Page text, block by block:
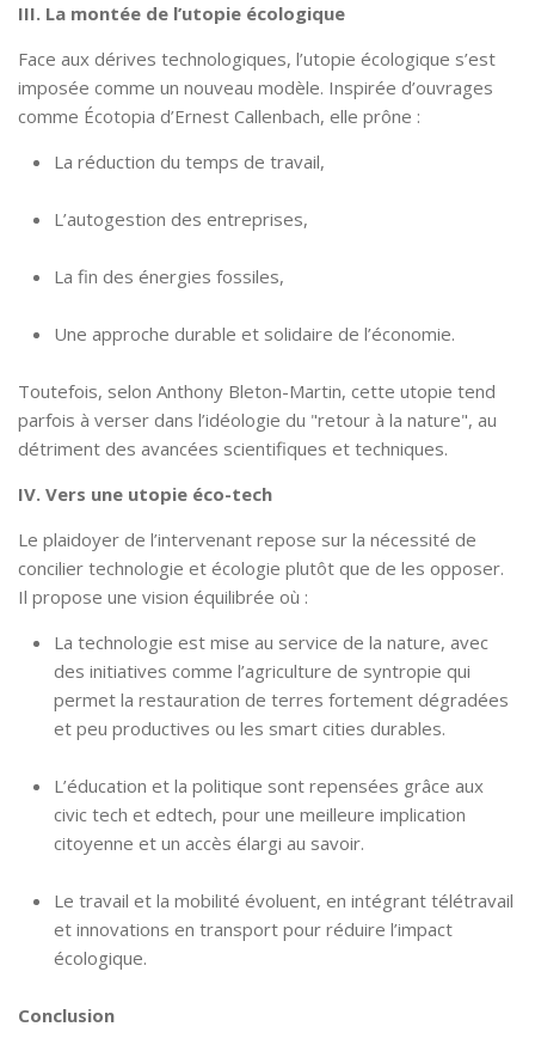
III. La montée de l’utopie écologique
Face aux dérives technologiques, l’utopie écologique s’est
imposée comme un nouveau modèle. Inspirée d’ouvrages
comme Écotopia d’Ernest Callenbach, elle prône :
La réduction du temps de travail,
L’autogestion des entreprises,
La fin des énergies fossiles,
Une approche durable et solidaire de l’économie.
Toutefois, selon Anthony Bleton-Martin, cette utopie tend
parfois à verser dans l’idéologie du "retour à la nature", au
détriment des avancées scientifiques et techniques.
IV. Vers une utopie éco-tech
Le plaidoyer de l’intervenant repose sur la nécessité de
concilier technologie et écologie plutôt que de les opposer.
Il propose une vision équilibrée où :
La technologie est mise au service de la nature, avec
des initiatives comme l’agriculture de syntropie qui
permet la restauration de terres fortement dégradées
et peu productives ou les smart cities durables.
L’éducation et la politique sont repensées grâce aux
civic tech et edtech, pour une meilleure implication
citoyenne et un accès élargi au savoir.
Le travail et la mobilité évoluent, en intégrant télétravail
et innovations en transport pour réduire l’impact
écologique.
Conclusion